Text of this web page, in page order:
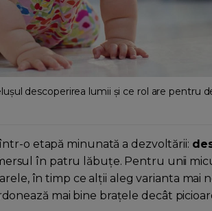
descoperirea lumii și ce rol are pentru
o etapă minunată a dezvoltării:
în patru lăbuțe. Pentru unii
în timp ce alții aleg varianta mai
mai bine brațele decât